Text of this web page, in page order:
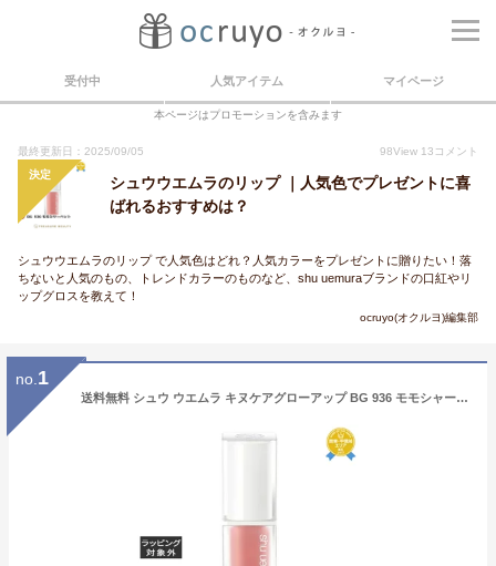
受付中 人気アイテム マイページ
本ページはプロモーションを含みます
最終更新日：2025/09/05 98View 13 コメント
決定
シュウウエムラのリップ ｜人気色でプレゼントに喜
ばれるおすすめは？
シュウウエムラのリップ で人気色はどれ？人気カラーをプレゼントに贈りたい！落
ちないと人気のもの、トレンドカラーのものなど、shu uemuraブランドの口紅やリ
ップグロスを教えて！
ocruyo(オクルヨ)編集部
no. 1
送料無料 シュウ ウエムラ キヌケアグローアップ BG 936 モモシャーベット 5.5ml | shu uemura リップグロス